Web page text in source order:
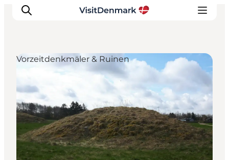
Inspiration
Regionen
Erlebnisse
Unterkünfte
Reiseplanung
Vorzeitdenkmäler & Ruinen